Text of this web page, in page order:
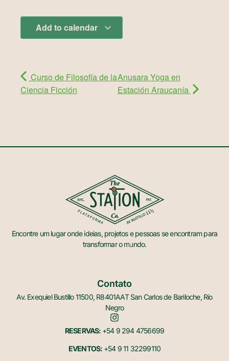
Add to calendar
Curso de Filosofía de la
Ciencia Ficción
Anusara Yoga en
Estación Araucanía
Encontre um lugar onde ideias, projetos e pessoas se encontram para
transformar o mundo.
Contato
Av. Exequiel Bustillo 11500, R8401AAT San Carlos de Bariloche, Río
Negro
RESERVAS: +54 9 294 4756699
EVENTOS: +54 9 11 32299110